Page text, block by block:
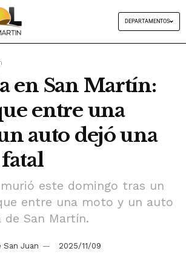
DEPARTAMENTOS
en San Martín:
entre una
auto dejó una
este domingo tras un
entre una moto y un auto
San Martín.
San Juan 2025/11/09